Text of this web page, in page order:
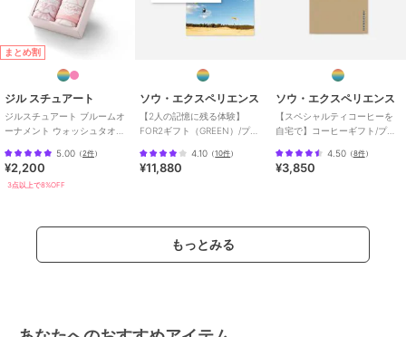
まとめ割
ジル スチュアート
ジルスチュアート ブルームオ
ーナメント ウォッシュタオ
5.00 （2件）
¥2,200
3点以上で8%OFF
ソウ・エクスペリエンス
【2人の記憶に残る体験】
FOR2ギフト（GREEN）/プレ
マス
4.10 （10件）
¥11,880
ソウ・エクスペリエンス
【スペシャルティコーヒーを
自宅で】コーヒーギフト/プレ
4.50（8件）
¥3,850
もっとみる